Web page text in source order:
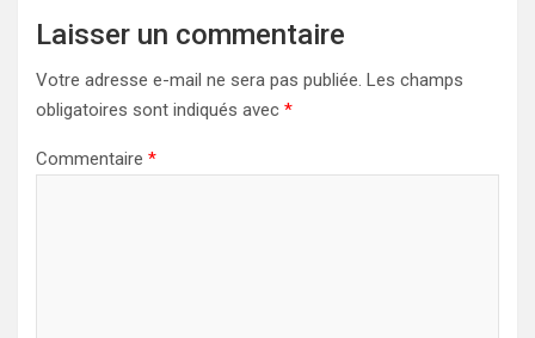
Laisser un commentaire
Votre adresse e-mail ne sera pas publiée. Les champs
obligatoires sont indiqués avec *
Commentaire *